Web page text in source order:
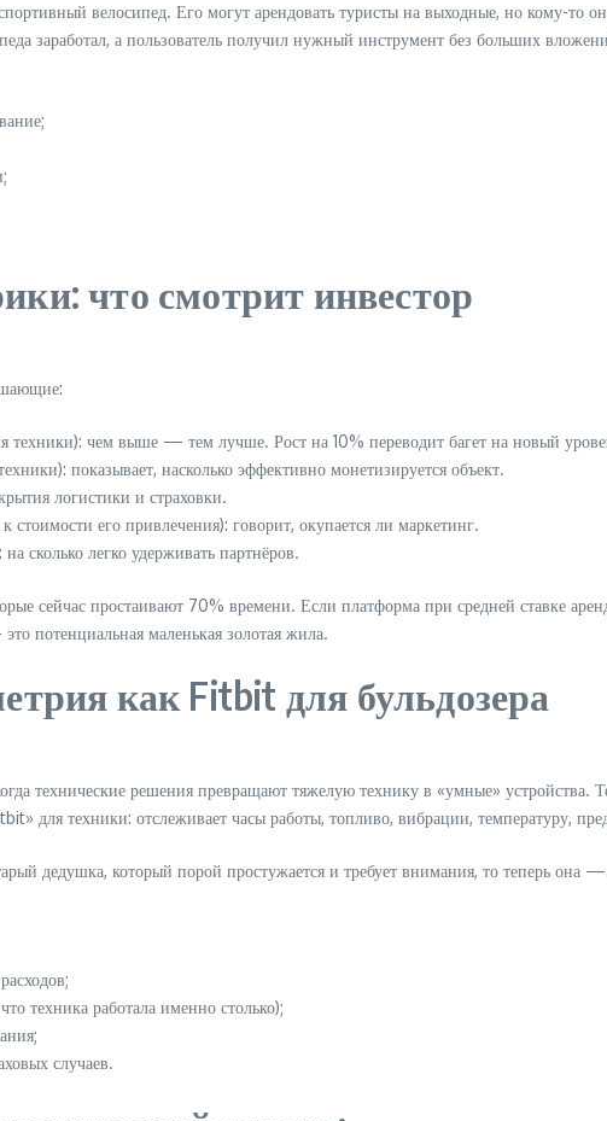
велосипед. Его могут арендовать туристы на выходные, но кому-
заработал, а пользователь получил нужный инструмент без больших
что смотрит инвестор
чем выше — тем лучше. Рост на 10% переводит багет на новый
показывает, насколько эффективно монетизируется объект.
логистики и страховки.
его привлечения): говорит, окупается ли маркетинг.
сколько легко удерживать партнёров.
сейчас простаивают 70% времени. Если платформа при средней ставке
потенциальная маленькая золотая жила.
как Fitbit для бульдозера
технические решения превращают тяжелую технику в «умные» устройства.
для техники: отслеживает часы работы, топливо, вибрации, температуру,
дедушка, который порой простужается и требует внимания, то теперь
техника работала именно столько);
случаев.